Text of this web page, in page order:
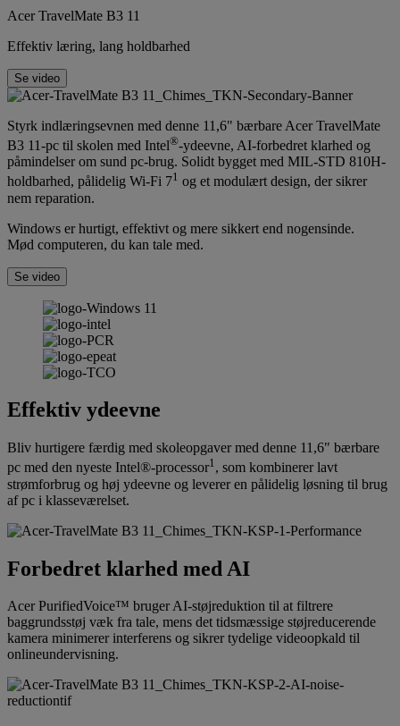
Acer TravelMate B3 11
Effektiv læring, lang holdbarhed
Se video
Styrk indlæringsevnen med denne 11,6" bærbare Acer TravelMate
B3 11-pc til skolen med Intel®-ydeevne, AI-forbedret klarhed og
påmindelser om sund pc-brug. Solidt bygget med MIL-STD 810H-
holdbarhed, pålidelig Wi-Fi 71 og et modulært design, der sikrer
nem reparation.
Windows er hurtigt, effektivt og mere sikkert end nogensinde.
Mød computeren, du kan tale med.
Se video
Effektiv ydeevne
Bliv hurtigere færdig med skoleopgaver med denne 11,6" bærbare
pc med den nyeste Intel®-processor1, som kombinerer lavt
strømforbrug og høj ydeevne og leverer en pålidelig løsning til brug
af pc i klasseværelset.
Forbedret klarhed med AI
Acer PurifiedVoice™ bruger AI-støjreduktion til at filtrere
baggrundsstøj væk fra tale, mens det tidsmæssige støjreducerende
kamera minimerer interferens og sikrer tydelige videoopkald til
onlineundervisning.